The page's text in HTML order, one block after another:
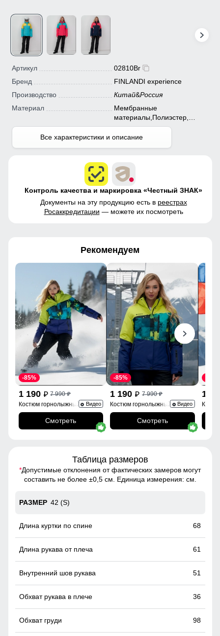
Артикул
02810Br
Бренд
FINLANDI experience
Производство
Китай&Россия
Материал
Мембранные
материалы,Полиэстер,
Плащевка, Тефлон
Все характеристики и описание
Контроль качества и маркировка «Честный ЗНАК»
Документы на эту продукцию есть в реестрах
Росаккредитации — можете их посмотреть
Рекомендуем
1 190 p 7 990p
-85%
Костюм горнолыжный
02395Sl
Видео
Смотреть
1 190 p 7 990p
-85%
Костюм горнолыжный 0005Sl
Видео
Смотреть
1
Таблица размеров
*Допустимые отклонения от фактических замеров могут
составить не более ±0,5 см. Единица измерения: см.
42 (S)
68
61
51
36
98